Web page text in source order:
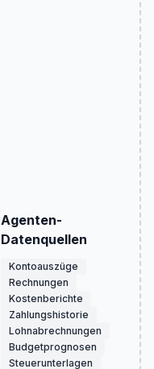
Agenten-
Datenquellen
Kontoauszüge
Rechnungen
Kostenberichte
Zahlungshistorie
Lohnabrechnungen
Budgetprognosen
Steuerunterlagen